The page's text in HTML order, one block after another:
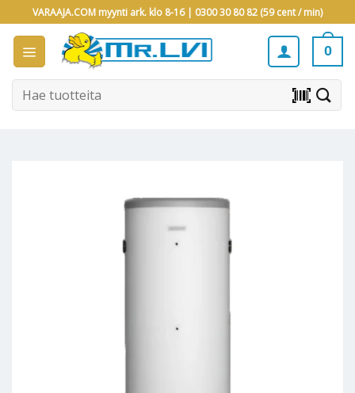
to
content
VARAAJA.COM myynti ark. klo 8-16 | 0300 30 80 82 (59 cent / min)
0
Etsi: barcode_scanner